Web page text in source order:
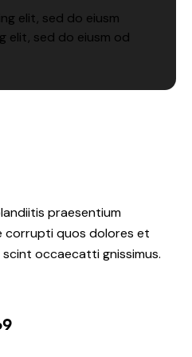
elit, sed do eiusm
elit, sed do eiusm od
praesentium
corrupti quos dolores et
occaecatti gnissimus.